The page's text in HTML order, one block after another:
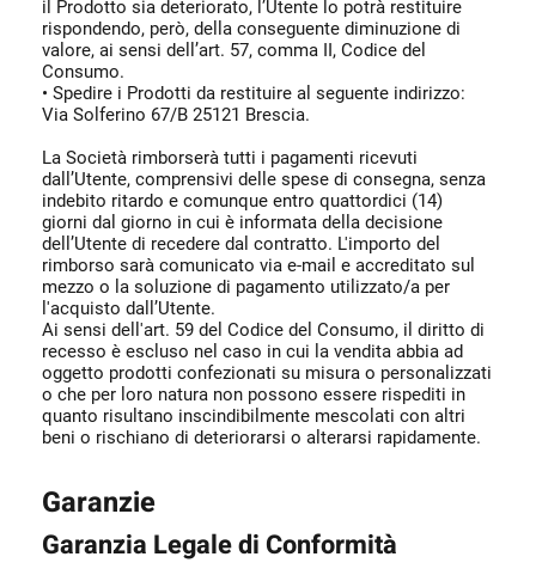
il Prodotto sia deteriorato, l’Utente lo potrà restituire
rispondendo, però, della conseguente diminuzione di
valore, ai sensi dell’art. 57, comma II, Codice del
Consumo.
• Spedire i Prodotti da restituire al seguente indirizzo:
Via Solferino 67/B 25121 Brescia.
La Società rimborserà tutti i pagamenti ricevuti
dall’Utente, comprensivi delle spese di consegna, senza
indebito ritardo e comunque entro quattordici (14)
giorni dal giorno in cui è informata della decisione
dell’Utente di recedere dal contratto. L'importo del
rimborso sarà comunicato via e-mail e accreditato sul
mezzo o la soluzione di pagamento utilizzato/a per
l'acquisto dall’Utente.
Ai sensi dell'art. 59 del Codice del Consumo, il diritto di
recesso è escluso nel caso in cui la vendita abbia ad
oggetto prodotti confezionati su misura o personalizzati
o che per loro natura non possono essere rispediti in
quanto risultano inscindibilmente mescolati con altri
beni o rischiano di deteriorarsi o alterarsi rapidamente.
Garanzie
Garanzia Legale di Conformità